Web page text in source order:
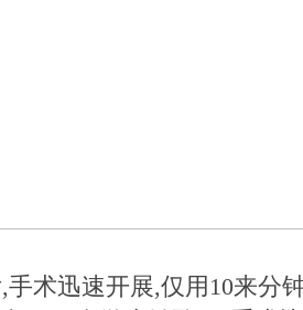
手术迅速开展,仅用10来分